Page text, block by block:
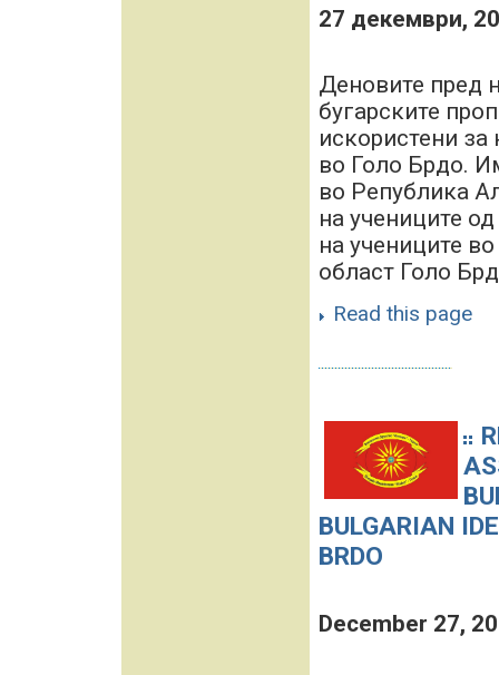
27 декември,
Деновите пред
бугарските
искористени
во Голо Брдо.
во Република
на учениците
на учениците
област Голо
Read this page
BULGARIAN
BRDO
December 27,